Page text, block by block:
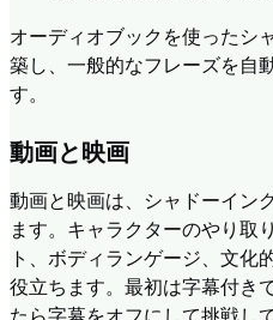
オーディオブックを使ったシ
築し、一般的なフレーズを自
す。
動画と映画
動画と映画は、シャドーイン
ます。キャラクターのやり取
ト、ボディランゲージ、文化
役立ちます。最初は字幕付き
たら字幕をオフにして挑戦し